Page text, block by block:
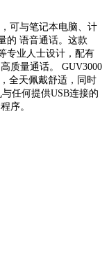
可与笔记本电脑、计
的 语音通话。这款
专业人士设计，配有
质量通话。 GUV3000
全天佩戴舒适，同时
任何提供USB连接的
序。